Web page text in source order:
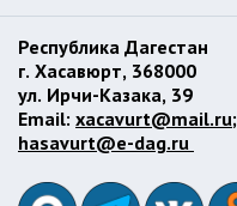
Республика Дагестан
г. Хасавюрт, 368000
ул. Ирчи-Казака, 39
Email: xacavurt@mail.ru;
hasavurt@e-dag.ru